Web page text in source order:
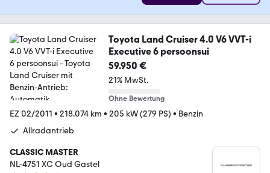
Toyota Land Cruiser 4.0 V6 VVT-i
Executive 6 persoonsui
59.950 €
21% MwSt.
Ohne Bewertung
EZ 02/2011 • 218.074 km • 205 kW (279 PS) • Benzin
Allradantrieb
CLASSIC MASTER
NL-4751 XC Oud Gastel